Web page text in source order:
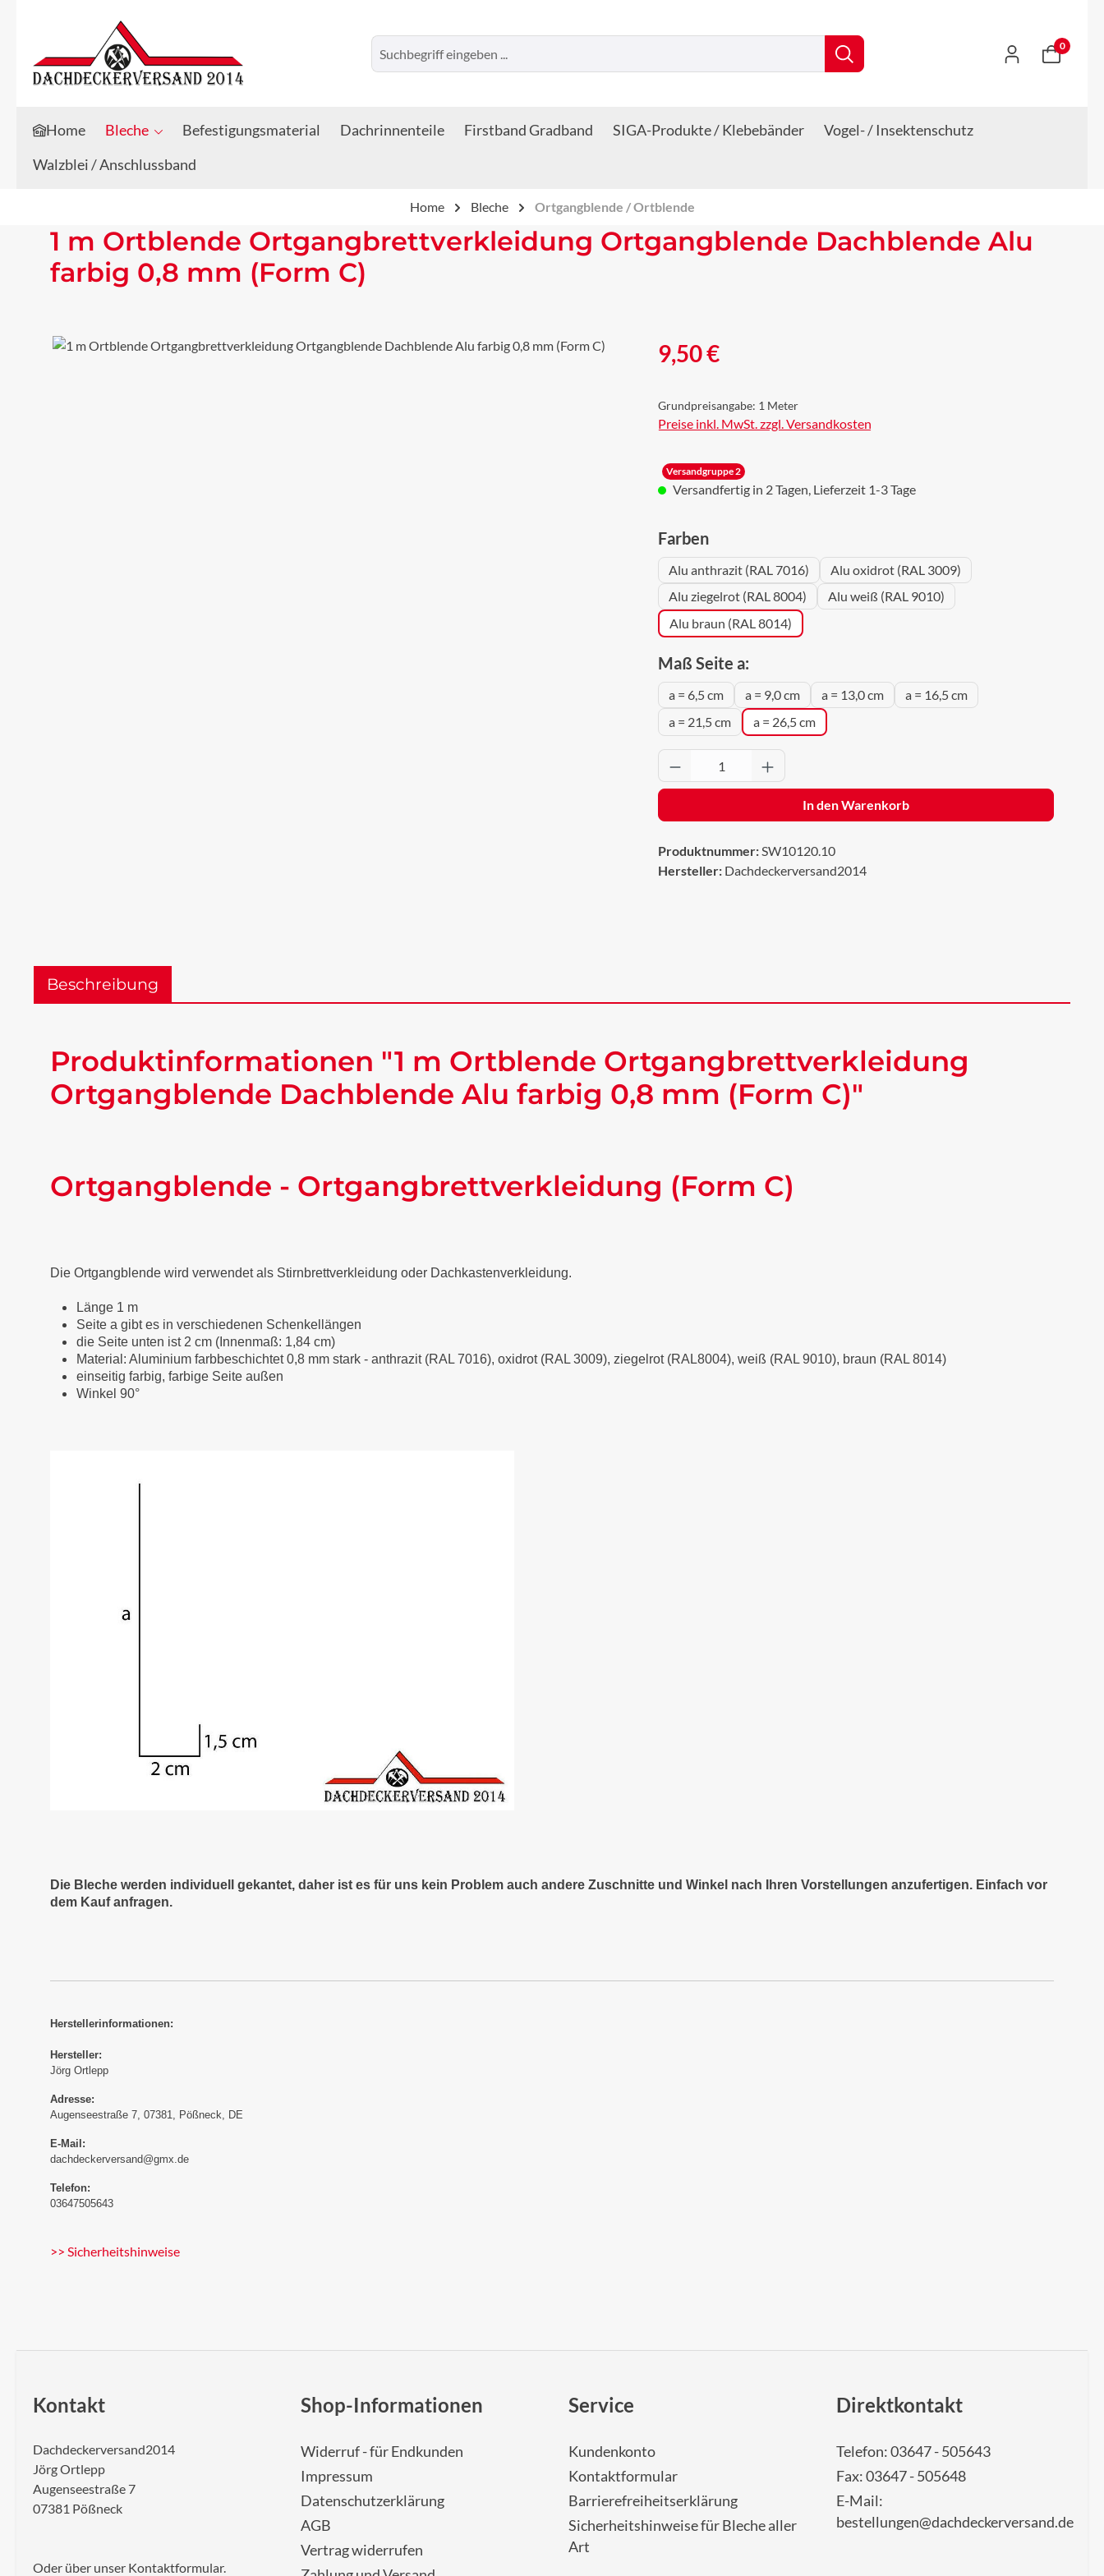
Zum Hauptinhalt springen
Zur Suche springen
0
Home Bleche Befestigungsmaterial Dachrinnenteile Firstband Gradband SIGA-Produkte / Klebebänder
Vogel- / Insektenschutz
Walzblei / Anschlussband
Home Bleche Ortgangblende / Ortblende
1 m Ortblende Ortgangbrettverkleidung Ortgangblende Dachblende Alu
farbig 0,8 mm (Form C)
Bildergalerie überspringen Regulärer Preis:
9,50 €
Grundpreisangabe: 1 Meter
Preise inkl. MwSt. zzgl. Versandkosten
Versandgruppe 2
Versandfertig in 2 Tagen, Lieferzeit 1-3 Tage
Farbenauswählen
Alu anthrazit (RAL 7016)
Alu oxidrot (RAL 3009)
Alu ziegelrot (RAL 8004)
Alu weiß (RAL 9010)
Alu braun (RAL 8014)
Maß Seite a:auswählen
a = 6,5 cm a = 9,0 cm a = 13,0 cm
a = 16,5 cm
a = 21,5 cm
a = 26,5 cm
Produkt Anzahl: Gib den gewünschten Wert ein
In den Warenkorb
Produktnummer:SW10120.10
Hersteller: Dachdeckerversand2014
Beschreibung
Produktinformationen "1 m Ortblende Ortgangbrettverkleidung
Ortgangblende Dachblende Alu farbig 0,8 mm (Form C)"
Ortgangblende - Ortgangbrettverkleidung (Form C)
Die Ortgangblende wird verwendet als Stirnbrettverkleidung oder Dachkastenverkleidung.
Länge 1 m
Seite a gibt es in verschiedenen Schenkellängen
die Seite unten ist 2 cm (Innenmaß: 1,84 cm)
Material: Aluminium farbbeschichtet 0,8 mm stark - anthrazit (RAL 7016), oxidrot (RAL 3009), ziegelrot (RAL8004), weiß (RAL 9010), braun (RAL 8014)
einseitig farbig, farbige Seite außen
Winkel 90°
Die Bleche werden individuell gekantet, daher ist es für uns kein Problem auch andere Zuschnitte und Winkel nach Ihren Vorstellungen anzufertigen. Einfach vor
dem Kauf anfragen.
Herstellerinformationen:
Hersteller:
Jörg Ortlepp
Adresse:
Augenseestraße 7, 07381, Pößneck, DE
E-Mail:
dachdeckerversand@gmx.de
Telefon:
03647505643
>> Sicherheitshinweise
Kontakt
Dachdeckerversand2014
Jörg Ortlepp
Augenseestraße 7
07381 Pößneck
Oder über unser Kontaktformular.
Shop-Informationen
Widerruf - für Endkunden
Impressum
Datenschutzerklärung
AGB
Vertrag widerrufen
Service
Kundenkonto
Kontaktformular
Barrierefreiheitserklärung
Sicherheitshinweise für Bleche aller
Art
Direktkontakt
Telefon: 03647 - 505643
Fax: 03647 - 505648
E-Mail:
bestellungen@dachdeckerversand.de